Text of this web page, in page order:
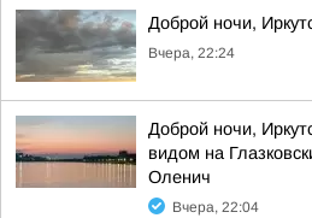
Доброй ночи,
Вчера, 22:24
Доброй ночи,
видом на
Оленич
Вчера, 22:04